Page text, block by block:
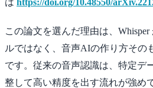
この論文を選んだ理由は、
ルではなく、音声AIの作り方その
です。従来の音声認識は、特定デ
整して高い精度を出す流れが強め